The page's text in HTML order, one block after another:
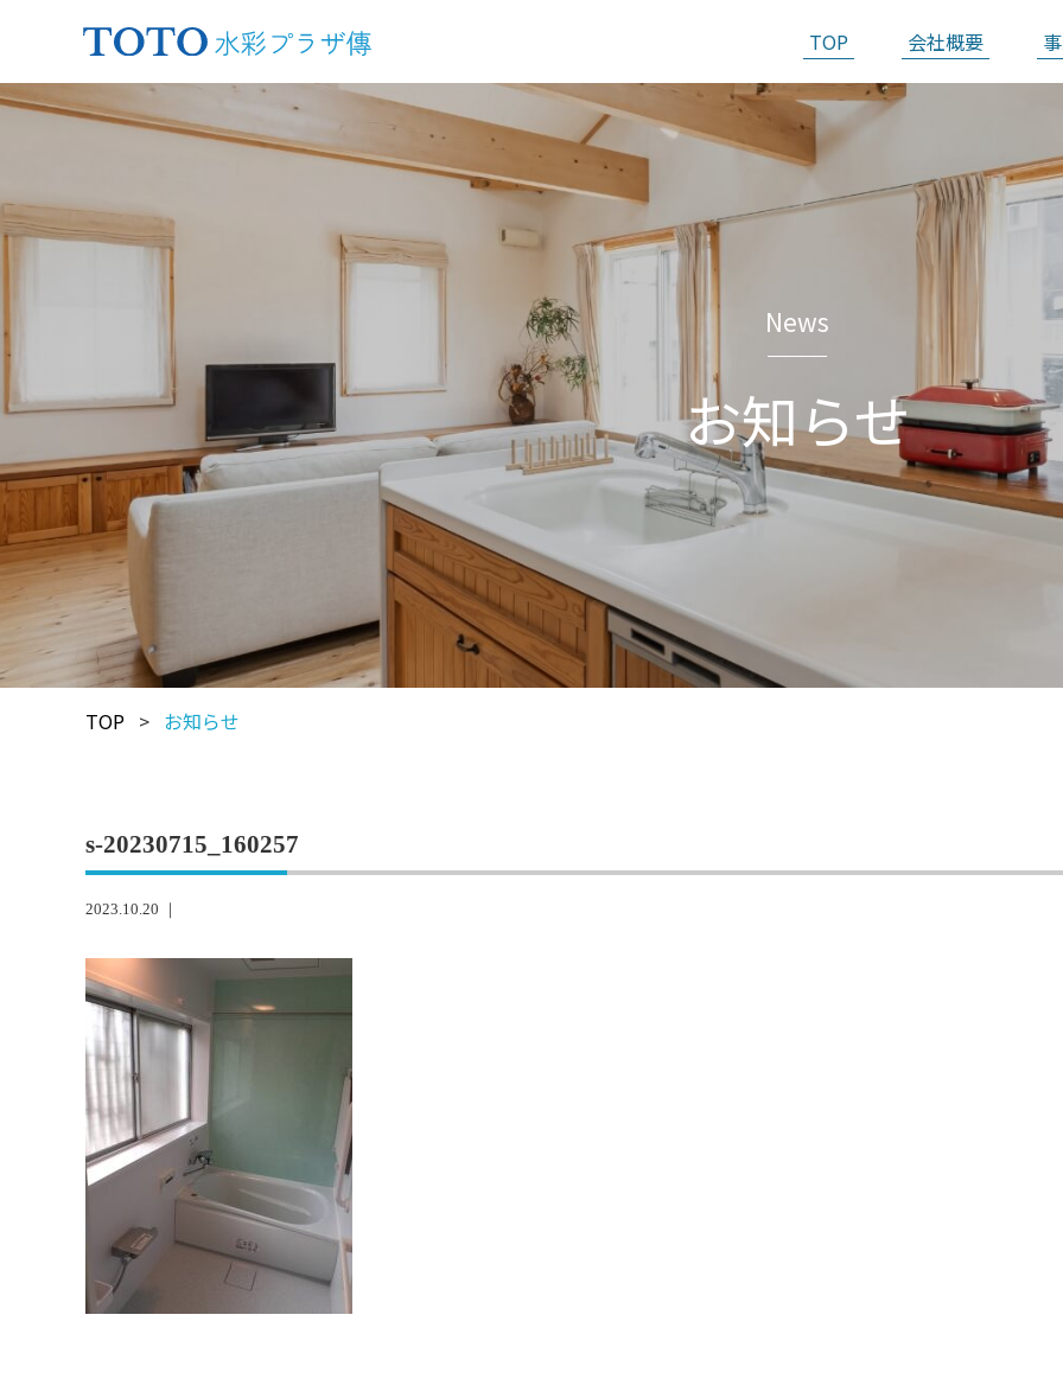
TOP 会社概要
News
お知らせ
TOP > お知らせ
s-20230715_160257
2023.10.20 ｜